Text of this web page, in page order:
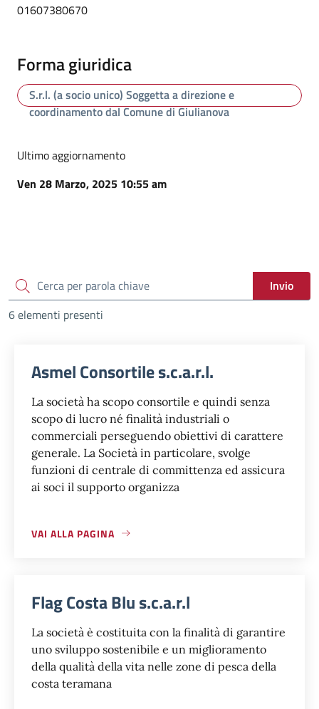
01607380670
Forma giuridica
S.r.l. (a socio unico) Soggetta a direzione e
coordinamento dal Comune di Giulianova
Ultimo aggiornamento
Ven 28 Marzo, 2025 10:55 am
cerca
Invio
6 elementi presenti
Asmel Consortile s.c.a.r.l.
La società ha scopo consortile e quindi senza
scopo di lucro né finalità industriali o
commerciali perseguendo obiettivi di carattere
generale. La Società in particolare, svolge
funzioni di centrale di committenza ed assicura
ai soci il supporto organizza
VAI ALLA PAGINA
Flag Costa Blu s.c.a.r.l
La società è costituita con la finalità di garantire
uno sviluppo sostenibile e un miglioramento
della qualità della vita nelle zone di pesca della
costa teramana